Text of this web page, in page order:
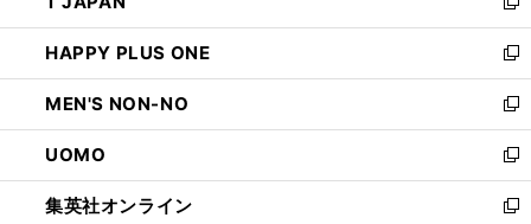
開
く
ウ
で
開
く
ィ
ン
ド
ウ
で
開
く
い
ウ
ィ
ン
ド
ウ
で
開
く
新
し
い
ウ
ィ
ン
ド
ウ
で
HAPPY PLUS ONE
新
し
い
ウ
ィ
ン
ド
MEN'S NON-NO
新
し
い
ウ
ィ
UOMO
新
し
い
集英社オンライン
新